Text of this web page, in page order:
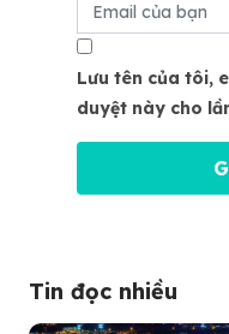
Lưu tên của tôi,
duyệt này cho
Tin đọc nhiều